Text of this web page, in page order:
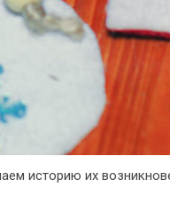
историю их